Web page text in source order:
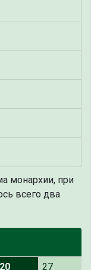
монархии, при
всего два
20 27